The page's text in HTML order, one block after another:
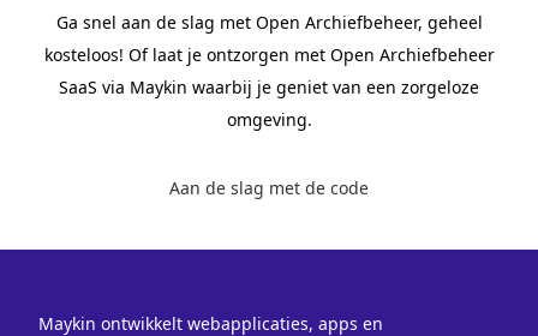
Ga snel aan de slag met Open Archiefbeheer, geheel
kosteloos! Of laat je ontzorgen met Open Archiefbeheer
SaaS via Maykin waarbij je geniet van een zorgeloze
omgeving.
Aan de slag met de code
Maykin ontwikkelt webapplicaties, apps en